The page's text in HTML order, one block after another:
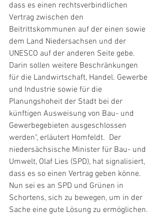
dass es einen rechtsverbindlichen
Vertrag zwischen den
Beitrittskommunen auf der einen sowie
dem Land Niedersachsen und der
UNESCO auf der anderen Seite gebe.
Darin sollen weitere Beschränkungen
für die Landwirtschaft, Handel. Gewerbe
und Industrie sowie für die
Planungshoheit der Stadt bei der
künftigen Ausweisung von Bau- und
Gewerbegebieten ausgeschlossen
werden", erläutert Homfeldt.  Der
niedersächsische Minister für Bau- und
Umwelt, Olaf Lies (SPD), hat signalisiert,
dass es so einen Vertrag geben könne.
Nun sei es an SPD und Grünen in
Schortens, sich zu bewegen, um in der
Sache eine gute Lösung zu ermöglichen.